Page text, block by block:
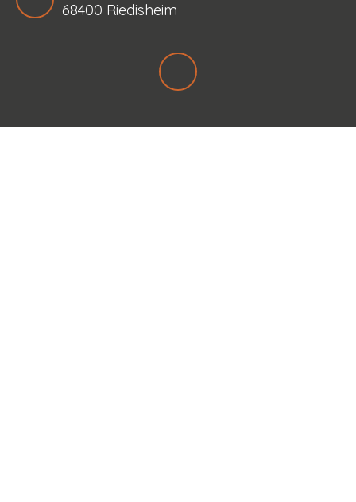
68400 Riedisheim